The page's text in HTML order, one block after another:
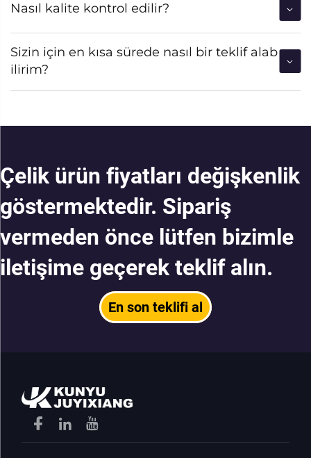
Nasıl kalite kontrol edilir?
Sizin için en kısa sürede nasıl bir teklif alab
ilirim?
Çelik ürün fiyatları değişkenlik
göstermektedir. Sipariş
vermeden önce lütfen bizimle
iletişime geçerek teklif alın.
En son teklifi al